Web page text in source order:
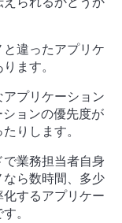
違ったアプリケ
ます。
プリケーション
ョンの優先度が
りします。
業務担当者自身
ら数時間、多少
するアプリケー
。